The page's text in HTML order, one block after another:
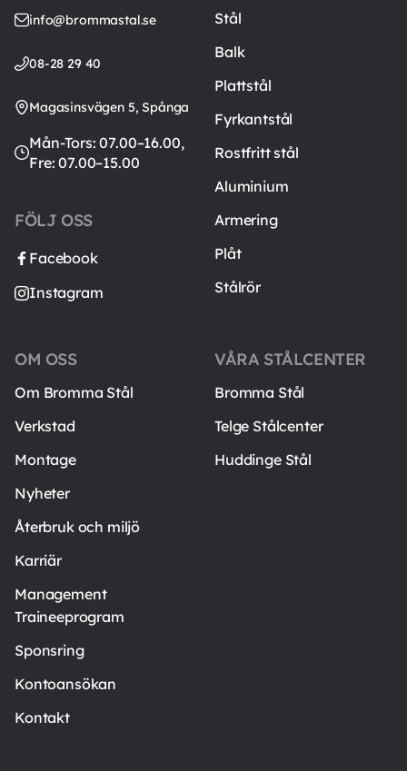
info@brommastal.se
08-28 29 40
Magasinsvägen 5, Spånga
Mån-Tors: 07.00–16.00,
Fre: 07.00–15.00
FÖLJ OSS
Facebook
Instagram
Stål
Balk
Plattstål
Fyrkantstål
Rostfritt stål
Aluminium
Armering
Plåt
Stålrör
VÅRA STÅLCENTER
Bromma Stål
Telge Stålcenter
Huddinge Stål
OM OSS
Om Bromma Stål
Verkstad
Montage
Nyheter
Återbruk och miljö
Karriär
Management
Traineeprogram
Sponsring
Kontoansökan
Kontakt